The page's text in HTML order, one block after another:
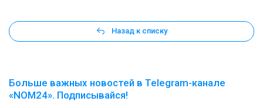
Назад к списку
Больше важных новостей в Telegram-канале
«NOM24». Подписывайся!